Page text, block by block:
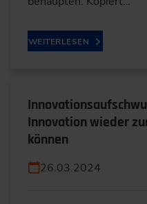
WEITERLESEN
Innovation wieder
können
26.03.2024